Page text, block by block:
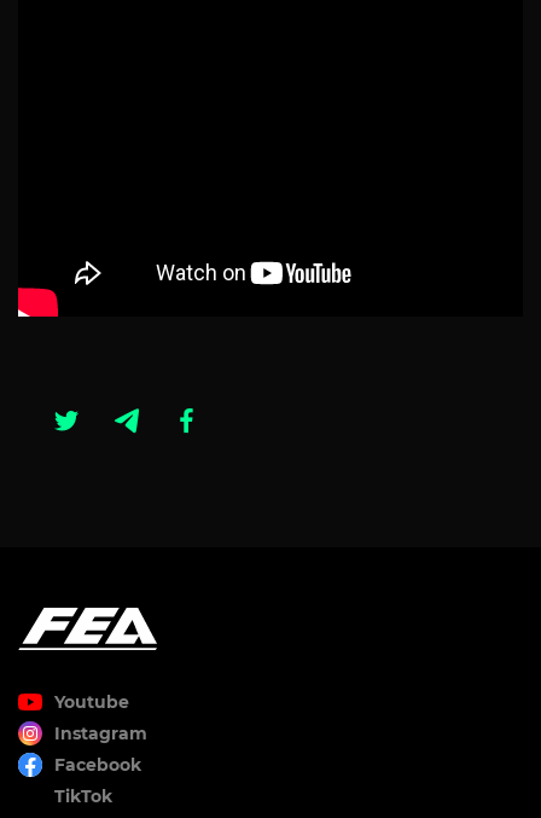
Youtube
Instagram
Facebook
TikTok